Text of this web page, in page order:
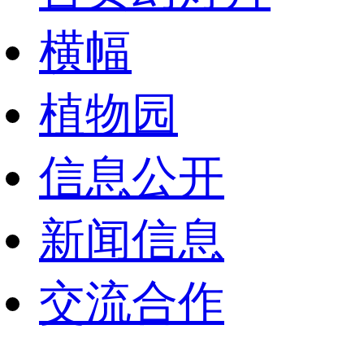
横幅
植物园
信息公开
新闻信息
交流合作